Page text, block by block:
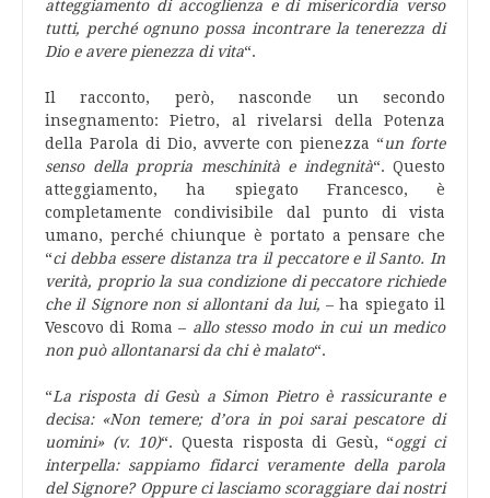
atteggiamento di accoglienza e di misericordia verso
tutti, perché ognuno possa incontrare la tenerezza di
Dio e avere pienezza di vita“.
Il racconto, però, nasconde un secondo
insegnamento: Pietro, al rivelarsi della Potenza
della Parola di Dio, avverte con pienezza “un forte
senso della propria meschinità e indegnità“. Questo
atteggiamento, ha spiegato Francesco, è
completamente condivisibile dal punto di vista
umano, perché chiunque è portato a pensare che
“ci debba essere distanza tra il peccatore e il Santo. In
verità, proprio la sua condizione di peccatore richiede
che il Signore non si allontani da lui, – ha spiegato il
Vescovo di Roma – allo stesso modo in cui un medico
non può allontanarsi da chi è malato“.
“La risposta di Gesù a Simon Pietro è rassicurante e
decisa: «Non temere; d’ora in poi sarai pescatore di
uomini» (v. 10)“. Questa risposta di Gesù, “oggi ci
interpella: sappiamo fidarci veramente della parola
del Signore? Oppure ci lasciamo scoraggiare dai nostri